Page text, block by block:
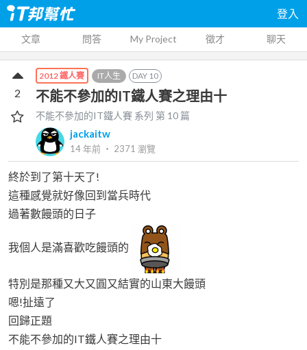
登入
文章 問答 My Project 徵才 聊天
2012 鐵人賽 IT人生 DAY 10
不能不參加的IT鐵人賽之理由十
不能不參加的IT鐵人賽 系列 第 10 篇
jackaitw
14 年前 ‧ 2371 瀏覽
2
終於到了第十天了!
這種感覺就好像回到當兵時代
過著數饅頭的日子
我個人是滿喜歡吃饅頭的
特別是那種又大又圓又結實的山東大饅頭
嗯!扯遠了
回歸正題
不能不參加的IT鐵人賽之理由十